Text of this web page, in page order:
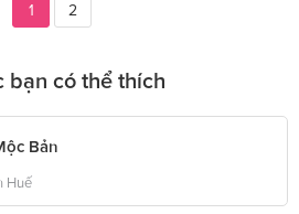
1 2
bạn có thể thích
Bản
Huế